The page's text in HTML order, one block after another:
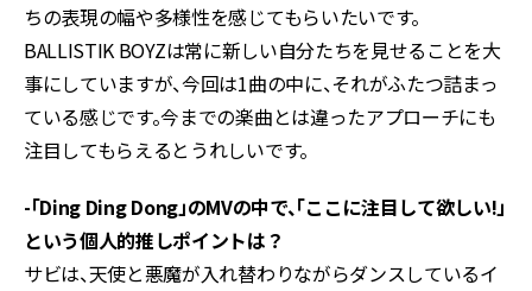
ちの表現の幅や多様性を感じてもらいたいです。
BALLISTIK BOYZは常に新しい自分たちを見せることを大
事にしていますが、今回は1曲の中に、それがふたつ詰まっ
ている感じです。今までの楽曲とは違ったアプローチにも
注目してもらえるとうれしいです。
-「Ding Ding Dong」のMVの中で、「ここに注目して欲しい!」
という個人的推しポイントは？
サビは、天使と悪魔が入れ替わりながらダンスしているイ